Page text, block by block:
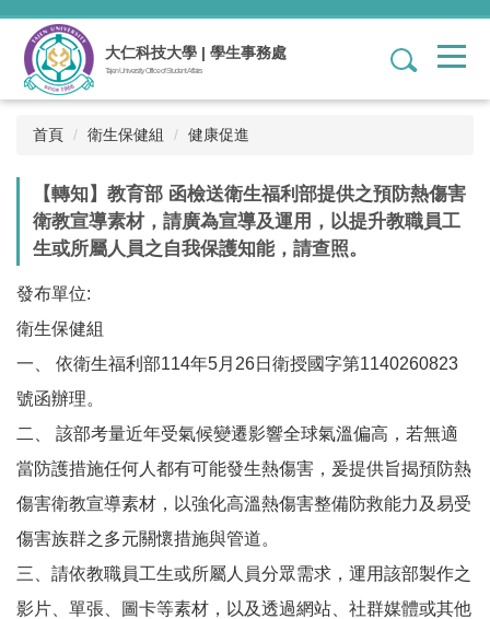
跳
主
要
內
大仁科技大學 | 學生事務處
Tajen University Office of Student Affairs
1
首頁 衛生保健組 健康促進
【轉知】教育部 函檢送衛生福利部提供之預防熱傷害
衛教宣導素材，請廣為宣導及運用，以提升教職員工
生或所屬人員之自我保護知能，請查照。
發布單位:
衛生保健組
一、 依衛生福利部114年5月26日衛授國字第1140260823
號函辦理。
二、 該部考量近年受氣候變遷影響全球氣溫偏高，若無適
當防護措施任何人都有可能發生熱傷害，爰提供旨揭預防熱
傷害衛教宣導素材，以強化高溫熱傷害整備防救能力及易受
傷害族群之多元關懷措施與管道。
三、請依教職員工生或所屬人員分眾需求，運用該部製作之
影片、單張、圖卡等素材，以及透過網站、社群媒體或其他